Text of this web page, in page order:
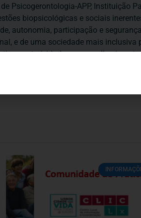
Psicogerontologia-APP, Instituição
biopsicológicas e sociais
autonomia, participação e
e de uma sociedade mais
à idade e ao envelhecimento.